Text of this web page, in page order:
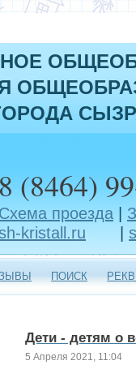
(8464)
Схема проезда
kristall.ru
ПОИСК
Дети - детям о
5 Апреля 2021, 11:04